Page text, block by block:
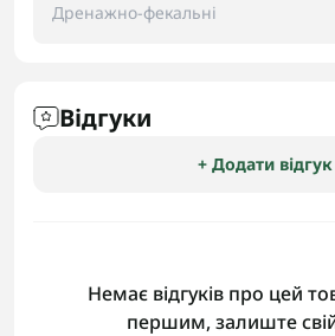
Дренажно-фекальні
Відгуки
+ Додати відгук
Немає відгуків про цей
першим, залиште свій